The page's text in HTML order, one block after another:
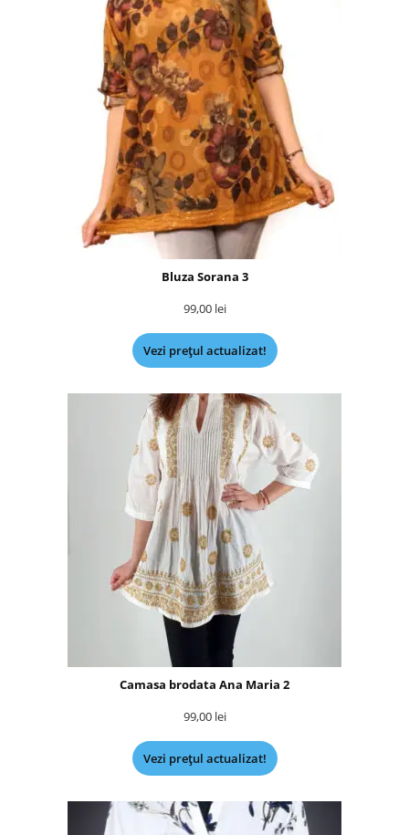
Bluza Sorana 3
99,00 lei
Vezi prețul actualizat!
Camasa brodata Ana Maria 2
99,00 lei
Vezi prețul actualizat!